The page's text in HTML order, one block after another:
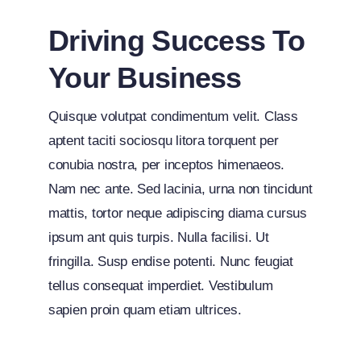
Driving Success To
Your Business
Quisque volutpat condimentum velit. Class
aptent taciti sociosqu litora torquent per
conubia nostra, per inceptos himenaeos.
Nam nec ante. Sed lacinia, urna non tincidunt
mattis, tortor neque adipiscing diama cursus
ipsum ant quis turpis. Nulla facilisi. Ut
fringilla. Susp endise potenti. Nunc feugiat
tellus consequat imperdiet. Vestibulum
sapien proin quam etiam ultrices.